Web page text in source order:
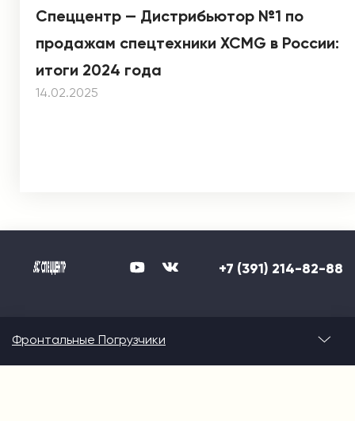
Спеццентр — Дистрибьютор №1 по
продажам спецтехники XCMG в России:
итоги 2024 года
14.02.2025
+7 (391) 214-82-88
Фронтальные Погрузчики